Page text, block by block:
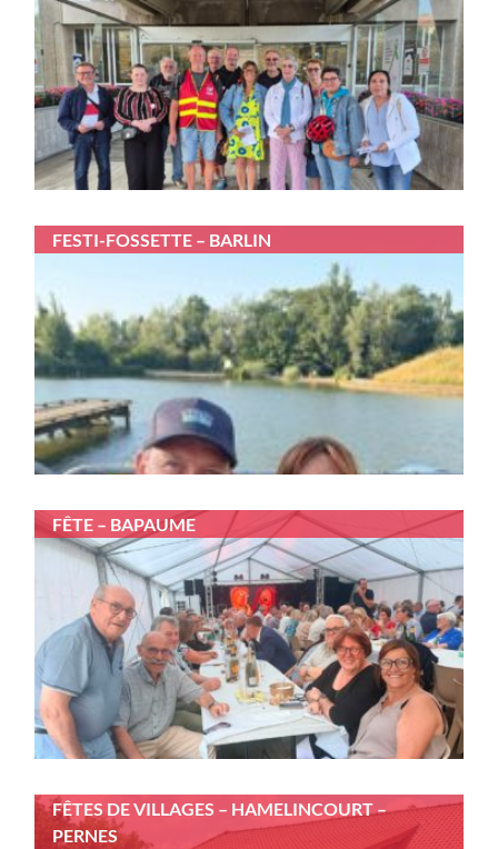
FESTI-FOSSETTE – BARLIN
FÊTE – BAPAUME
FÊTES DE VILLAGES – HAMELINCOURT –
PERNES